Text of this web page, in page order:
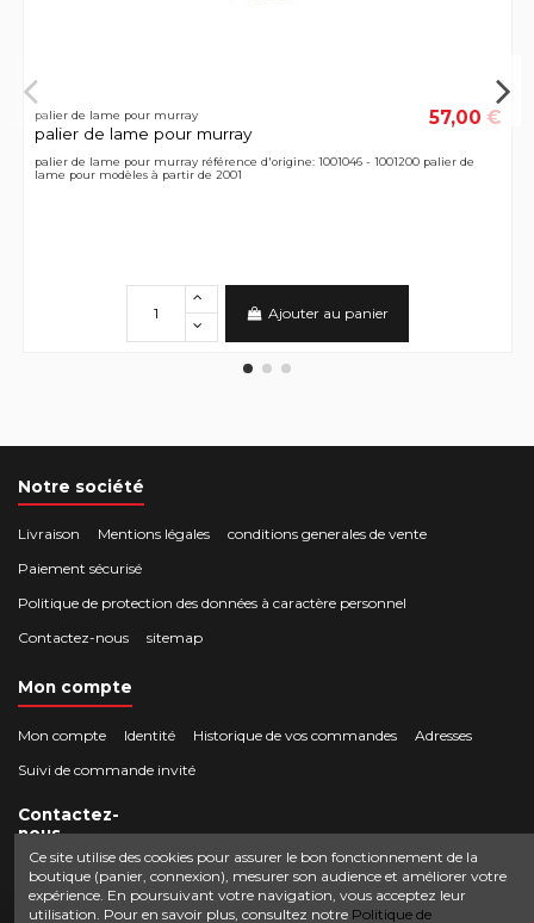
palier de lame pour murray
palier de lame pour murray
57,00 €
palier de lame pour murray référence d'origine: 1001046 - 1001200 palier de
lame pour modèles à partir de 2001
Ajouter au panier
Notre société
Livraison Mentions légales
conditions generales de vente
Paiement sécurisé
Politique de protection des données à caractère personnel
Contactez-nous
sitemap
Mon compte
Mon compte Identité Historique de vos commandes
Adresses
Suivi de commande invité
Contactez-
nous
Crocbois-motoculture.com
50 route de Villefort 48800 Pied-de-Borne
0624436257
Ce site utilise des cookies pour assurer le bon fonctionnement de la
boutique (panier, connexion), mesurer son audience et améliorer votre
expérience. En poursuivant votre navigation, vous acceptez leur
utilisation. Pour en savoir plus, consultez notre Politique de